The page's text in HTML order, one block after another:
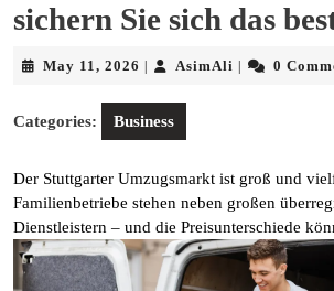
sichern Sie sich das
May 11, 2026 May
2026
AsimAli AsimAli
0
Categories: Business
Der Stuttgarter Umzugsmarkt ist groß und
Familienbetriebe stehen neben großen
Dienstleistern – und die Preisunterschiede